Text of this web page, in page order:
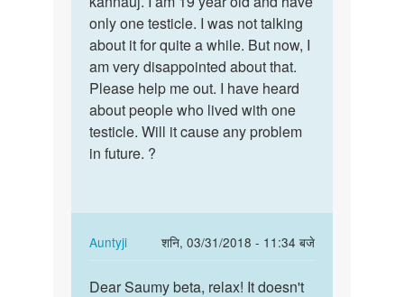
अंडकोष
नई
है
क्या…
by
ajim
am
saumy…
only one testicle. I was not talking
about it for quite a while. But now, I
am very disappointed about that.
Please help me out. I have heard
about people who lived with one
testicle. Will it cause any problem
in future. ?
Auntyji
शनि, 03/31/2018 - 11:34 बजे
In
reply
to
Dear
Dear Saumy beta, relax! It doesn't